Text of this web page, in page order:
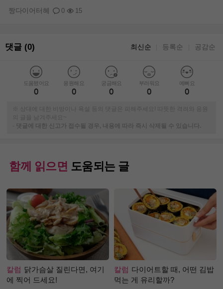
0 15
짱다이어터혜
댓글 (0) 최신순 등록순 공감순
도움됐어요
0
응원해요
0
궁금해요
0
부러워요
0
예뻐요
0
※ 상대에 대한 비방이나 욕설 등의 댓글은 피해주세요! 따뜻한 격려와 응원
의 글을 남겨주세요~
-
댓글에 대한 신고가 접수될 경우, 내용에 따라 즉시 삭제될 수 있습니다.
함께 읽으면 도움되는 글
칼럼 닭가슴살 질린다면, 여기
에 찍어 드세요!
칼럼 다이어트할 때, 어떤 김밥
먹는 게 유리할까?